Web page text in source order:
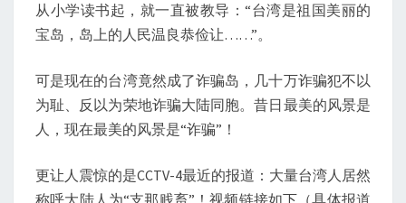
从小学读书起，就一直被教导：“台湾是祖国美丽的
宝岛，岛上的人民温良恭俭让……”。
可是现在的台湾竟然成了诈骗岛，几十万诈骗犯不以
为耻、反以为荣地诈骗大陆同胞。昔日最美的风景是
人，现在最美的风景是“诈骗”！
更让人震惊的是CCTV-4最近的报道：大量台湾人居然